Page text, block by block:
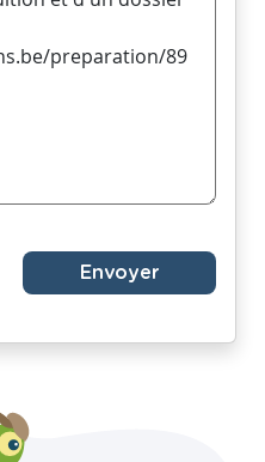
Envoyer